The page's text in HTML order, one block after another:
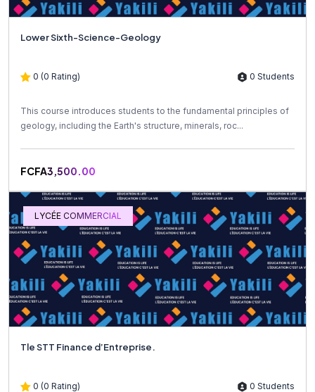
Lower Sixth-Science-Geology
0 (0 Rating) 0 Students
This course introduces students to the fundamental principles of
geology, including the Earth's structure, minerals, roc...
FCFA3,500.00
LYCÉE COMMERCIAL
Tle STT Finance d’Entreprise.
0 (0 Rating) 0 Students